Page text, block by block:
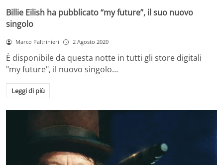
Billie Eilish ha pubblicato “my future”, il suo nuovo
singolo
Marco Paltrinieri 2 Agosto 2020
È disponibile da questa notte in tutti gli store digitali
"my future", il nuovo singolo…
Leggi di più